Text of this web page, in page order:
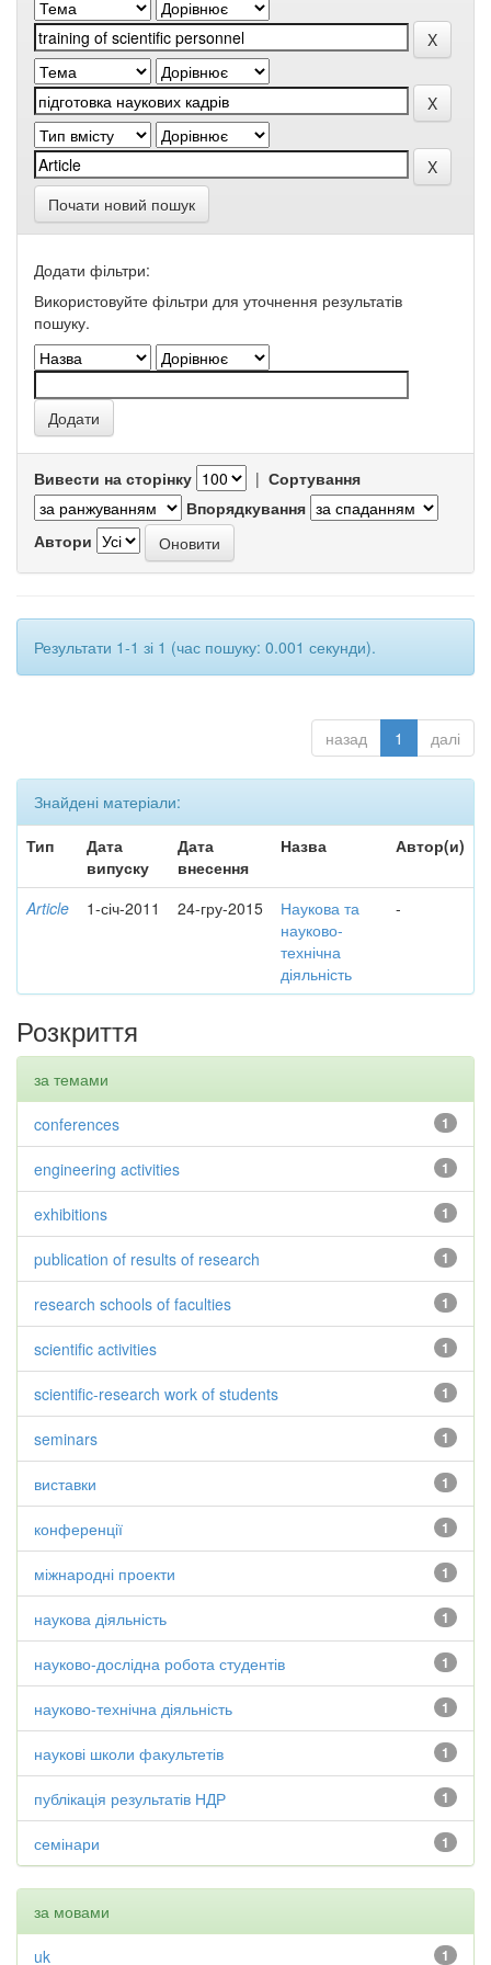
Почати новий пошук
Додати фільтри:
Використовуйте фільтри для уточнення результатів
пошуку.
Вивести на сторінку | Сортування
Впорядкування
Автори
Результати 1-1 зі 1 (час пошуку: 0.001 секунди).
назад 1 далі
Знайдені матеріали:
Тип
Дата
випуску
Дата
внесення
Назва Автор(и)
Article 1-січ-2011 24-гру-2015
Наукова та
науково-
технічна
діяльність
-
Розкриття
за темами
1
conferences
1
engineering activities
1
exhibitions
1
publication of results of research
1
research schools of faculties
1
scientific activities
1
scientific-research work of students
1
seminars
1
виставки
1
конференції
1
міжнародні проекти
1
наукова діяльність
1
науково-дослідна робота студентів
1
науково-технічна діяльність
1
наукові школи факультетів
1
публікація результатів НДР
1
семінари
за мовами
1
uk